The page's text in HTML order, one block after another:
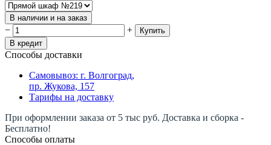
В наличии и на заказ
− +
Купить
В кредит
Способы доставки
Самовывоз: г. Волгоград,
пр. Жукова, 157
Тарифы на доставку
При оформлении заказа от 5 тыс руб. Доставка и сборка -
Бесплатно!
Способы оплаты